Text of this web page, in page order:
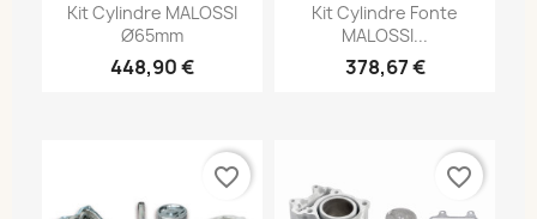
Kit Cylindre MALOSSI
Ø65mm
448,90 €
Kit Cylindre Fonte
MALOSSI...
378,67 €
favorite_border favorite_border